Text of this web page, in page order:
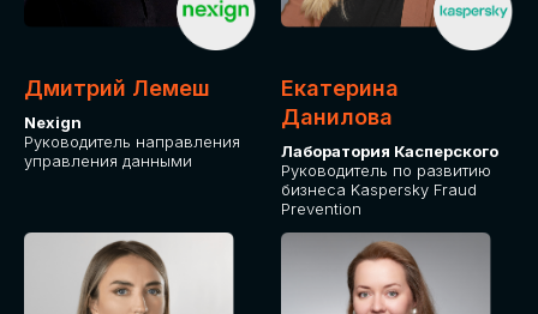
Дмитрий Лемеш
Nexign
Руководитель направления
управления данными
Екатерина
Данилова
Лаборатория Касперского
Руководитель по развитию
бизнеса Kaspersky Fraud
Prevention
Оплата через сервис Timepad
ПРИОБРЕСТИ БИЛЕТ